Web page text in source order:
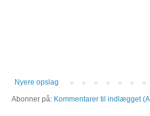
Nyere opslag
Abonner på: Kommentarer til indlægget